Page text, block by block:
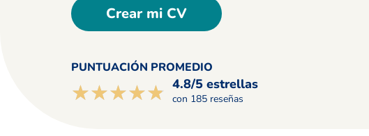
Crear mi CV
PUNTUACIÓN PROMEDIO
☆☆☆☆☆
★★★★★ 4.8/5 estrellas
con 185 reseñas